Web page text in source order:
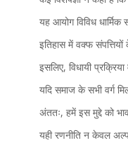
यह आयोग विविध
इतिहास में वक्फ
इसलिए, विधायी
यदि समाज के सभी वर्ग
अंततः, हमें इस मुद्दे को
यही रणनीति न केवल